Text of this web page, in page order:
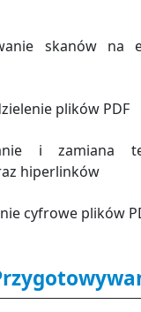
skanów na
plików PDF
i zamiana
hiperlinków
cyfrowe plików